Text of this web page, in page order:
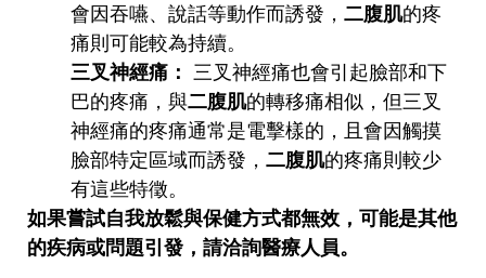
會因吞嚥、說話等動作而誘發，二腹肌的疼
痛則可能較為持續。
三叉神經痛：
三叉神經痛也會引起臉部和下
巴的疼痛，與二腹肌的轉移痛相似，但三叉
神經痛的疼痛通常是電擊樣的，且會因觸摸
臉部特定區域而誘發，二腹肌的疼痛則較少
有這些特徵。
如果嘗試自我放鬆與保健方式都無效，可能是其他
的疾病或問題引發，請洽詢醫療人員。